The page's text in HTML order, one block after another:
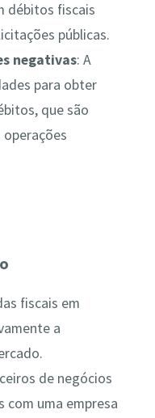
débitos fiscais
públicas.
negativas: A
para obter
que são
operações
fiscais em
a
de negócios
com uma empresa